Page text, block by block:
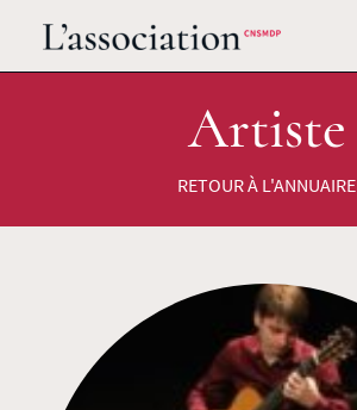
Artiste
RETOUR À L'ANNUAIRE